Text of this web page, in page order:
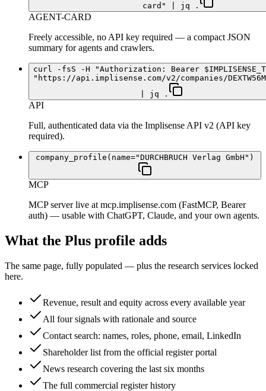
card" | jq .
AGENT-CARD
Freely accessible, no API key required — a compact JSON
summary for agents and crawlers.
curl -fsS -H "Authorization: Bearer
"https://api.implisense.com/v2/companies/
| jq .
API
Full, authenticated data via the Implisense API v2 (API key
required).
company_profile(name="DURCHBRUCH Verlag GmbH")
MCP
MCP server live at mcp.implisense.com (FastMCP, Bearer
auth) — usable with ChatGPT, Claude, and your own agents.
What the Plus profile adds
The same page, fully populated — plus the research services locked
here.
Revenue, result and equity across every available year
All four signals with rationale and source
Contact search: names, roles, phone, email, LinkedIn
Shareholder list from the official register portal
News research covering the last six months
The full commercial register history